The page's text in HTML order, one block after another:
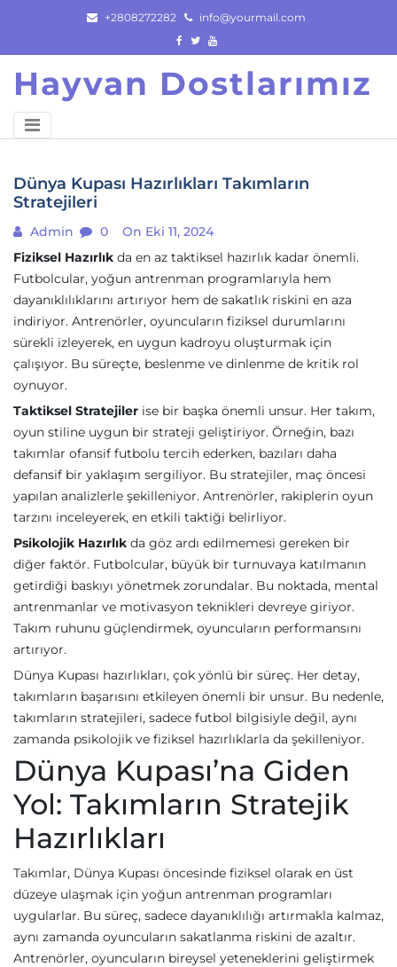
content
+2808272282 info@yourmail.com
Hayvan Dostlarımız
Dünya Kupası Hazırlıkları Takımların
Stratejileri
Admin 0
On Eki 11, 2024
Fiziksel Hazırlık da en az taktiksel hazırlık kadar önemli.
Futbolcular, yoğun antrenman programlarıyla hem
dayanıklılıklarını artırıyor hem de sakatlık riskini en aza
indiriyor. Antrenörler, oyuncuların fiziksel durumlarını
sürekli izleyerek, en uygun kadroyu oluşturmak için
çalışıyor. Bu süreçte, beslenme ve dinlenme de kritik rol
oynuyor.
Taktiksel Stratejiler ise bir başka önemli unsur. Her takım,
oyun stiline uygun bir strateji geliştiriyor. Örneğin, bazı
takımlar ofansif futbolu tercih ederken, bazıları daha
defansif bir yaklaşım sergiliyor. Bu stratejiler, maç öncesi
yapılan analizlerle şekilleniyor. Antrenörler, rakiplerin oyun
tarzını inceleyerek, en etkili taktiği belirliyor.
Psikolojik Hazırlık da göz ardı edilmemesi gereken bir
diğer faktör. Futbolcular, büyük bir turnuvaya katılmanın
getirdiği baskıyı yönetmek zorundalar. Bu noktada, mental
antrenmanlar ve motivasyon teknikleri devreye giriyor.
Takım ruhunu güçlendirmek, oyuncuların performansını
artırıyor.
Dünya Kupası hazırlıkları, çok yönlü bir süreç. Her detay,
takımların başarısını etkileyen önemli bir unsur. Bu nedenle,
takımların stratejileri, sadece futbol bilgisiyle değil, aynı
zamanda psikolojik ve fiziksel hazırlıklarla da şekilleniyor.
Dünya Kupası’na Giden
Yol: Takımların Stratejik
Hazırlıkları
Takımlar, Dünya Kupası öncesinde fiziksel olarak en üst
düzeye ulaşmak için yoğun antrenman programları
uygularlar. Bu süreç, sadece dayanıklılığı artırmakla kalmaz,
aynı zamanda oyuncuların sakatlanma riskini de azaltır.
Antrenörler, oyuncuların bireysel yeteneklerini geliştirmek